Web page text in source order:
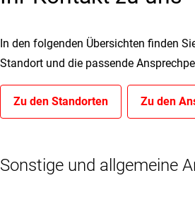
In den folgenden Übersichten finden
Standort und die passende
Zu den Standorten Zu den
Sonstige und allgemeine